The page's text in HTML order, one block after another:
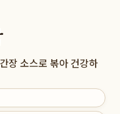
장 소스로 볶아 건강하